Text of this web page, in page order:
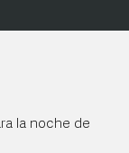
la noche de